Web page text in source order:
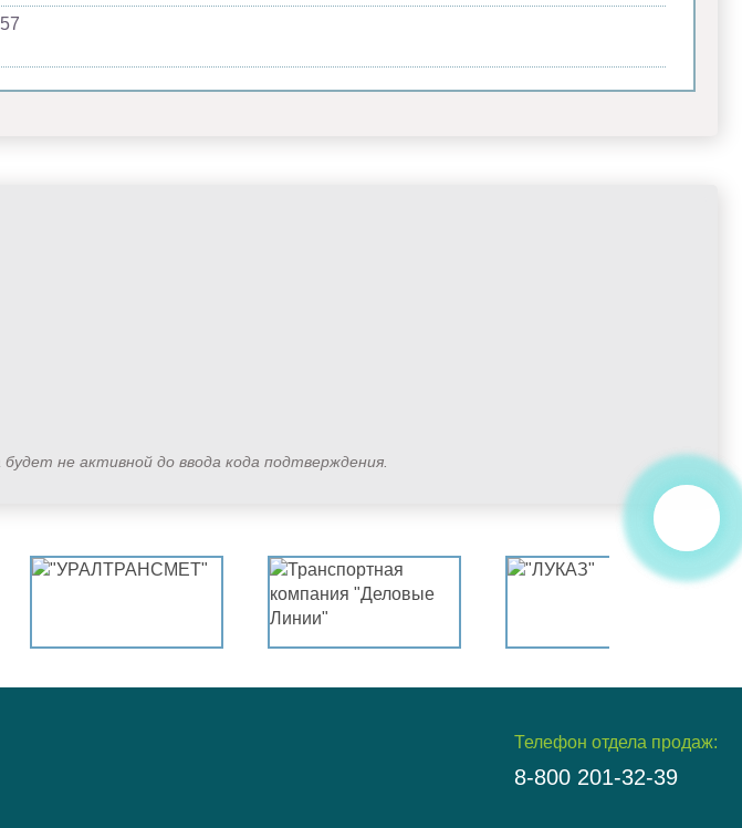
57
не активной до ввода кода подтверждения.
Телефон отдела продаж:
8-800 201-32-39